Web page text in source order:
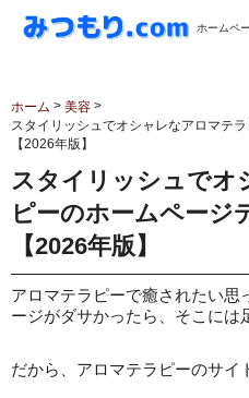
ホームペ
ホーム > 美容 >
スタイリッシュでオシャレなアロマテ
【2026年版】
スタイリッシュでオ
ピーのホームページ
【2026年版】
アロマテラピーで癒されたい
ージがダサかったら、そこには
だから、アロマテラピーのサイ